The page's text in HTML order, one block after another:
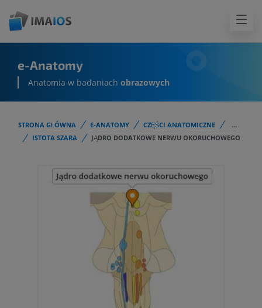
e-Anatomy
Anatomia w badaniach obrazowych
STRONA GŁÓWNA E-ANATOMY CZĘŚCI ANATOMICZNE
...
ISTOTA SZARA
JĄDRO DODATKOWE NERWU OKORUCHOWEGO